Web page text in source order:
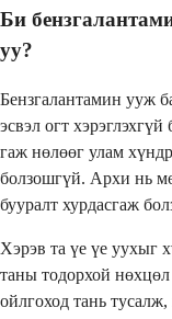
Би
уу?
Бензгалантамин ууж
эсвэл огт
гаж нөлөөг улам
болзошгүй. Архи нь
бууралт хурдасгаж
Хэрэв та үе үе уухыг
таны тодорхой
ойлгоход тань